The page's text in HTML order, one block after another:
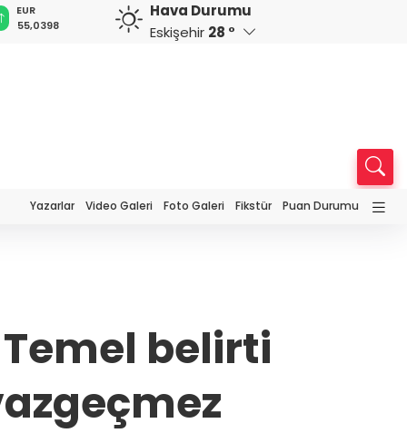
GBP
64,1840
CHF
58,7824
CAD
33,9639
Hava Durumu
Eskişehir 28 °
Yazarlar Video Galeri Foto Galeri Fikstür Puan Durumu
belirti